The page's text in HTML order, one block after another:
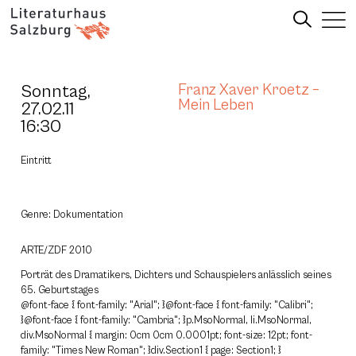
Sonntag,
27.02.11
16:30
Franz Xaver Kroetz –
Mein Leben
Eintritt
Genre: Dokumentation
ARTE/ZDF 2010
Porträt des Dramatikers, Dichters und Schauspielers anlässlich seines
65. Geburtstages
@font-face { font-family: "Arial"; }@font-face { font-family: "Calibri";
}@font-face { font-family: "Cambria"; }p.MsoNormal, li.MsoNormal,
div.MsoNormal { margin: 0cm 0cm 0.0001pt; font-size: 12pt; font-
family: "Times New Roman"; }div.Section1 { page: Section1; }